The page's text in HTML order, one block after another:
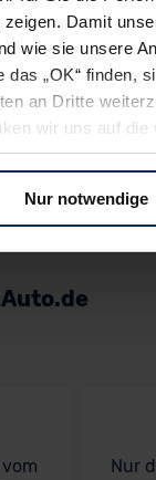
zeigen. Damit
wie sie unsere
das „OK“ finden,
an Dritte
wir uns auf
nicht perfekt auf
Daten an
in ein Land
c DSGVO) oder
Nur notwendige
vom
Nur